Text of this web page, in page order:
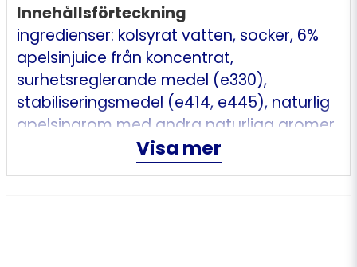
Innehållsförteckning
ingredienser: kolsyrat vatten, socker, 6%
apelsinjuice från koncentrat,
surhetsreglerande medel (e330),
stabiliseringsmedel (e414, e445), naturlig
apelsinarom med andra naturliga aromer,
antioxidationsmedel (e300), färgämne
Visa mer